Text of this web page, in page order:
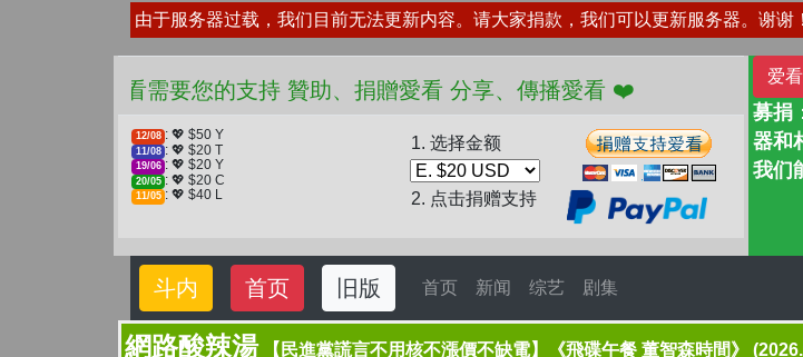
由于服务器过载，我们目前无法更新内容。请大家捐款，我们可以更新服务器。谢谢！
❤️ 愛看需要您的支持 贊助、捐贈愛看 分享、傳播愛看 ❤️
12/08 : 💖 $50 Y
11/08 : 💖 $20 T
19/06 : 💖 $20 Y
20/05 : 💖 $20 C
11/05 : 💖 $40 L
1. 选择金额
2. 点击捐赠支持
爱
募捐
器和
我们
斗内 首页 旧版 首页 新闻 综艺 剧集
網路酸辣湯 【民進黨謊言不用核不漲價不缺電】《飛碟午餐 董智森時間》